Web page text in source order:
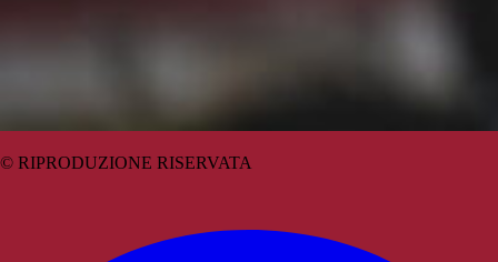
© RIPRODUZIONE RISERVATA